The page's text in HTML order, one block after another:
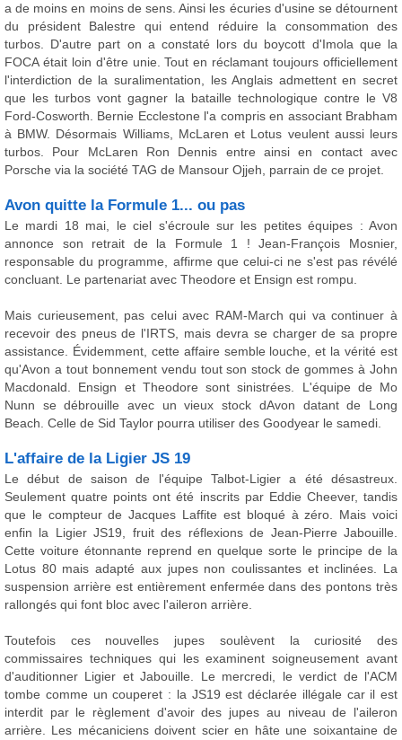
a de moins en moins de sens. Ainsi les écuries d'usine se détournent
du président Balestre qui entend réduire la consommation des
turbos. D'autre part on a constaté lors du boycott d'Imola que la
FOCA était loin d'être unie. Tout en réclamant toujours officiellement
l'interdiction de la suralimentation, les Anglais admettent en secret
que les turbos vont gagner la bataille technologique contre le V8
Ford-Cosworth. Bernie Ecclestone l'a compris en associant Brabham
à BMW. Désormais Williams, McLaren et Lotus veulent aussi leurs
turbos. Pour McLaren Ron Dennis entre ainsi en contact avec
Porsche via la société TAG de Mansour Ojjeh, parrain de ce projet.
Avon quitte la Formule 1... ou pas
Le mardi 18 mai, le ciel s'écroule sur les petites équipes : Avon
annonce son retrait de la Formule 1 ! Jean-François Mosnier,
responsable du programme, affirme que celui-ci ne s'est pas révélé
concluant. Le partenariat avec Theodore et Ensign est rompu.
Mais curieusement, pas celui avec RAM-March qui va continuer à
recevoir des pneus de l'IRTS, mais devra se charger de sa propre
assistance. Évidemment, cette affaire semble louche, et la vérité est
qu'Avon a tout bonnement vendu tout son stock de gommes à John
Macdonald. Ensign et Theodore sont sinistrées. L'équipe de Mo
Nunn se débrouille avec un vieux stock dAvon datant de Long
Beach. Celle de Sid Taylor pourra utiliser des Goodyear le samedi.
L'affaire de la Ligier JS 19
Le début de saison de l'équipe Talbot-Ligier a été désastreux.
Seulement quatre points ont été inscrits par Eddie Cheever, tandis
que le compteur de Jacques Laffite est bloqué à zéro. Mais voici
enfin la Ligier JS19, fruit des réflexions de Jean-Pierre Jabouille.
Cette voiture étonnante reprend en quelque sorte le principe de la
Lotus 80 mais adapté aux jupes non coulissantes et inclinées. La
suspension arrière est entièrement enfermée dans des pontons très
rallongés qui font bloc avec l'aileron arrière.
Toutefois ces nouvelles jupes soulèvent la curiosité des
commissaires techniques qui les examinent soigneusement avant
d'auditionner Ligier et Jabouille. Le mercredi, le verdict de l'ACM
tombe comme un couperet : la JS19 est déclarée illégale car il est
interdit par le règlement d'avoir des jupes au niveau de l'aileron
arrière. Les mécaniciens doivent scier en hâte une soixantaine de